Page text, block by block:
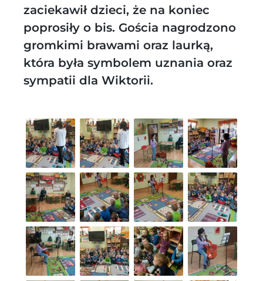
zaciekawił dzieci, że na koniec
poprosiły o bis. Gościa nagrodzono
gromkimi brawami oraz laurką,
która była symbolem uznania oraz
sympatii dla Wiktorii.